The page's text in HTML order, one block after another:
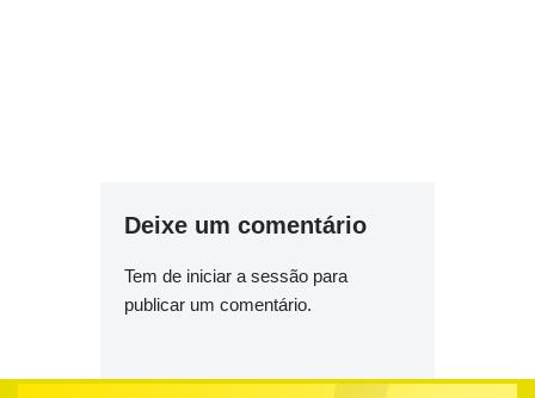
Deixe um comentário
Tem de iniciar a sessão para
publicar um comentário.